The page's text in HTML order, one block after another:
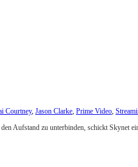
Courtney, Jason Clarke, Prime Video,
Aufstand zu unterbinden, schickt Skynet